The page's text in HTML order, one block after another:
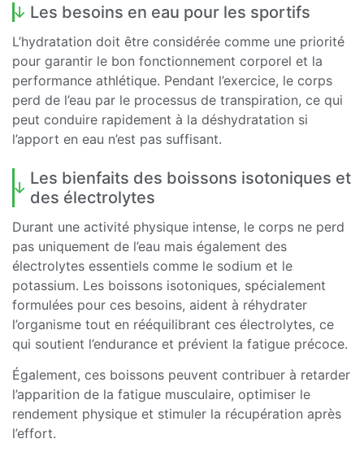
Les besoins en eau pour les sportifs
L’hydratation doit être considérée comme une priorité
pour garantir le bon fonctionnement corporel et la
performance athlétique. Pendant l’exercice, le corps
perd de l’eau par le processus de transpiration, ce qui
peut conduire rapidement à la déshydratation si
l’apport en eau n’est pas suffisant.
Les bienfaits des boissons isotoniques et
des électrolytes
Durant une activité physique intense, le corps ne perd
pas uniquement de l’eau mais également des
électrolytes essentiels comme le sodium et le
potassium. Les boissons isotoniques, spécialement
formulées pour ces besoins, aident à réhydrater
l’organisme tout en rééquilibrant ces électrolytes, ce
qui soutient l’endurance et prévient la fatigue précoce.
Également, ces boissons peuvent contribuer à retarder
l’apparition de la fatigue musculaire, optimiser le
rendement physique et stimuler la récupération après
l’effort.